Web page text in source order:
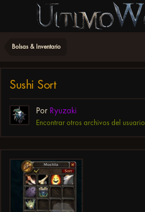
Bolsas & Inventario
Sushi Sort
Por Ryuzaki
Encontrar otros archivos del usuario